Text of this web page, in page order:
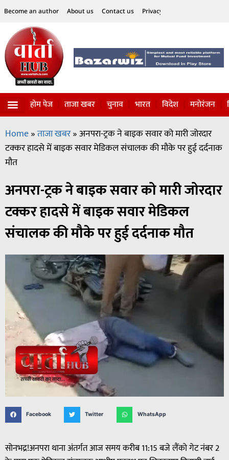
Become an author About us Contact us Privacy Policy
होम पेज ताजा खबर चुनाव भारत विदेश मनोरंजन
Home»ताजा खबर»अनपरा-ट्रक ने बाइक सवार को मारी जोरदार
टक्कर हादसे में बाइक सवार मेडिकल संचालक की मौके पर हुई दर्दनाक
मौत
अनपरा-ट्रक ने बाइक सवार को मारी जोरदार
टक्कर हादसे में बाइक सवार मेडिकल
संचालक की मौके पर हुई दर्दनाक मौत
Facebook Twitter WhatsApp
सोनभद्र!अनपरा थाना अंतर्गत आज समय करीब 11:15 बजे लैंको गेट नंबर 2